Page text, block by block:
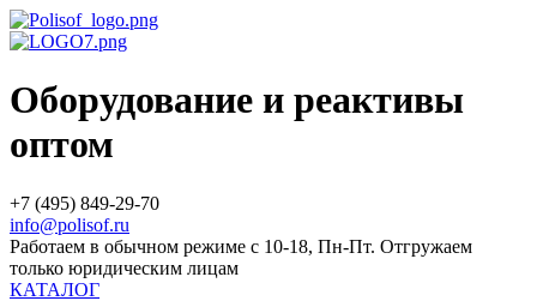
Оборудование и реактивы
оптом
+7 (495) 849-29-70
info@polisof.ru
Работаем в обычном режиме с 10-18, Пн-Пт. Отгружаем
только юридическим лицам
КАТАЛОГ